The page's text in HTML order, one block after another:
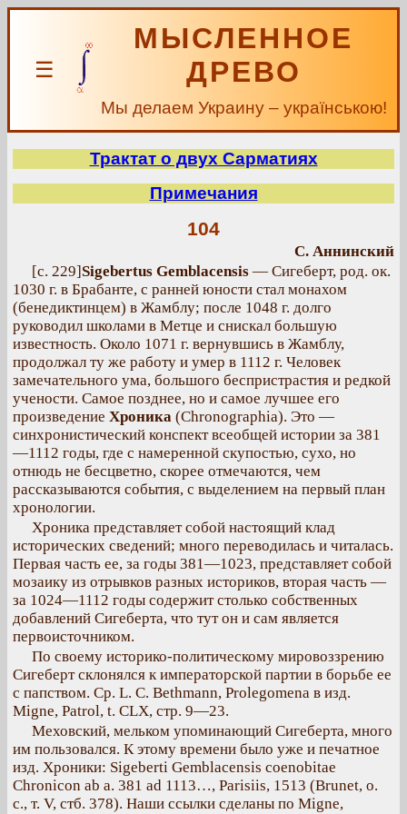
☰
МЫСЛЕННОЕ
ДРЕВО
Мы делаем Украину – українською!
Трактат о двух Сарматиях
Примечания
104
С. Аннинский
[с. 229]Sigebertus Gemblacensis — Сигеберт, род. ок.
1030 г. в Брабанте, с ранней юности стал монахом
(бенедиктинцем) в Жамблу; после 1048 г. долго
руководил школами в Метце и снискал большую
известность. Около 1071 г. вернувшись в Жамблу,
продолжал ту же работу и умер в 1112 г. Человек
замечательного ума, большого беспристрастия и редкой
учености. Самое позднее, но и самое лучшее его
произведение Хроника (Chronographia). Это —
синхронистический конспект всеобщей истории за 381
—1112 годы, где с намеренной скупостью, сухо, но
отнюдь не бесцветно, скорее отмечаются, чем
рассказываются события, с выделением на первый план
хронологии.
Хроника представляет собой настоящий клад
исторических сведений; много переводилась и читалась.
Первая часть ее, за годы 381—1023, представляет собой
мозаику из отрывков разных историков, вторая часть —
за 1024—1112 годы содержит столько собственных
добавлений Сигеберта, что тут он и сам является
первоисточником.
По своему историко-политическому мировоззрению
Сигеберт склонялся к императорской партии в борьбе ее
с папством. Ср. L. С. Bethmann, Prolegomena в изд.
Migne, Patrol, t. CLX, стр. 9—23.
Меховский, мельком упоминающий Сигеберта, много
им пользовался. К этому времени было уже и печатное
изд. Хроники: Sigeberti Gemblacensis coenobitae
Chronicon ab a. 381 ad 1113…, Parisiis, 1513 (Brunet, о.
с., т. V, стб. 378). Наши ссылки сделаны по Migne,